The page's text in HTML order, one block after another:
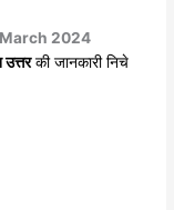
2024
की जानकारी निचे